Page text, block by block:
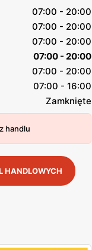
07:00 - 20:00
07:00 - 20:00
07:00 - 20:00
07:00 - 20:00
07:00 - 20:00
07:00 - 16:00
Zamknięte
handlu
HANDLOWYCH